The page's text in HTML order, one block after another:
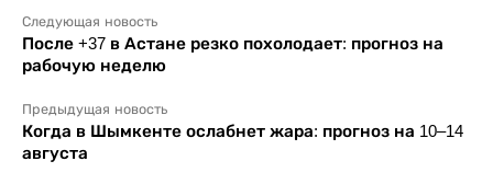
Следующая новость
После +37 в Астане резко похолодает: прогноз на
рабочую неделю
Предыдущая новость
Когда в Шымкенте ослабнет жара: прогноз на 10–14
августа